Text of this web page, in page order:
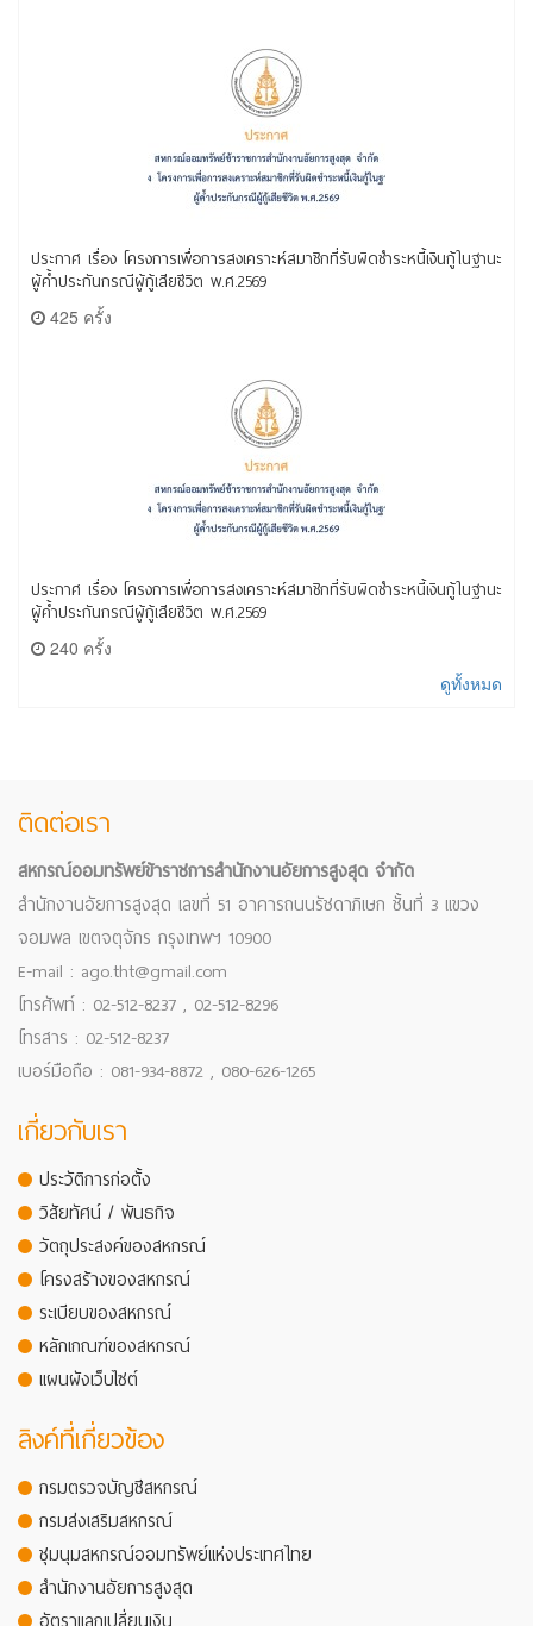
ประกาศ เรื่อง โครงการเพื่อการสงเคราะห์สมาชิกที่รับผิดชำระหนี้เงินกู้ในฐานะ
ผู้ค้ำประกันกรณีผู้กู้เสียชีวิต พ.ศ.2569
425 ครั้ง
ประกาศ เรื่อง โครงการเพื่อการสงเคราะห์สมาชิกที่รับผิดชำระหนี้เงินกู้ในฐานะ
ผู้ค้ำประกันกรณีผู้กู้เสียชีวิต พ.ศ.2569
240 ครั้ง
ดูทั้งหมด
ติดต่อเรา
สหกรณ์ออมทรัพย์ข้าราชการสำนักงานอัยการสูงสุด จำกัด
สำนักงานอัยการสูงสุด เลขที่ 51 อาคารถนนรัชดาภิเษก ชั้นที่ 3 แขวง
จอมพล เขตจตุจักร กรุงเทพฯ 10900
E-mail : ago.tht@gmail.com
โทรศัพท์ : 02-512-8237 , 02-512-8296
โทรสาร : 02-512-8237
เบอร์มือถือ : 081-934-8872 , 080-626-1265
เกี่ยวกับเรา
ประวัติการก่อตั้ง
วิสัยทัศน์ / พันธกิจ
วัตถุประสงค์ของสหกรณ์
โครงสร้างของสหกรณ์
ระเบียบของสหกรณ์
หลักเกณฑ์ของสหกรณ์
แผนผังเว็บไซต์
ลิงค์ที่เกี่ยวข้อง
กรมตรวจบัญชีสหกรณ์
กรมส่งเสริมสหกรณ์
ชุมนุมสหกรณ์ออมทรัพย์แห่งประเทศไทย
สำนักงานอัยการสูงสุด